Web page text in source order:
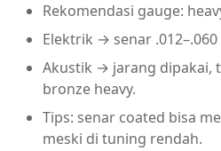
Rekomendasi gauge:
Elektrik → senar
Akustik → jarang dipakai,
bronze heavy.
Tips: senar coated bisa
meski di tuning rendah.